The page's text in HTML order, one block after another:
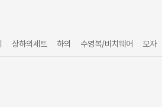
상하의세트 하의 수영복/비치웨어 모자